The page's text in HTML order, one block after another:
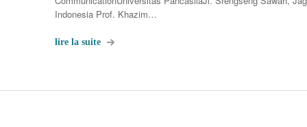
Indonesia Prof. Khazim…
lire la suite